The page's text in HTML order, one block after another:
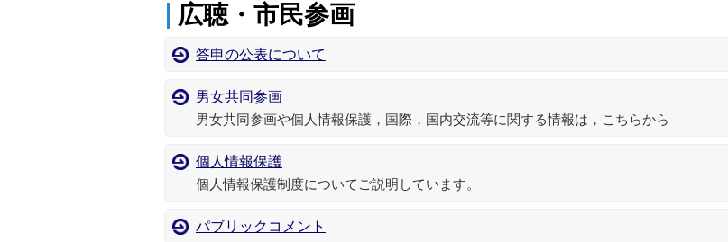
広聴・市民参画
答申の公表について
男女共同参画
男女共同参画や個人情報保護，国際，国内交流等に関する情報は，こちらから
個人情報保護
個人情報保護制度についてご説明しています。
パブリックコメント